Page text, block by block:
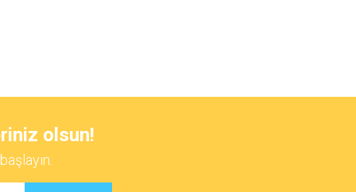
olsun!